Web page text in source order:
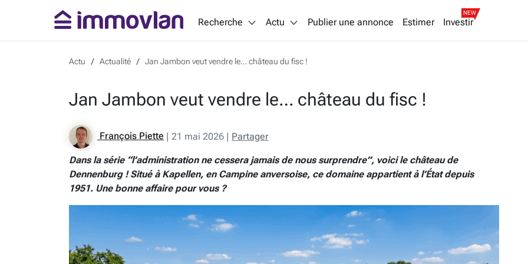
Recherche Actu Publier une annonce Estimer Investir
NEW
Actu Actualité Jan Jambon veut vendre le… château du fisc !
Jan Jambon veut vendre le… château du fisc !
François Piette | 21 mai 2026 | Partager
Dans la série “l’administration ne cessera jamais de nous surprendre”, voici le château de
Dennenburg ! Situé à Kapellen, en Campine anversoise, ce domaine appartient à l’État depuis
1951. Une bonne affaire pour vous ?